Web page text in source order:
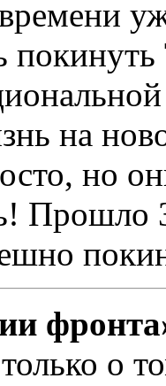
на
но
Прошло
о